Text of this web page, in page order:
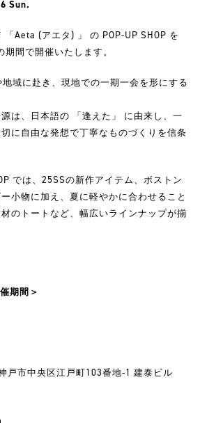
Sun.
「Aeta (アエタ) 」 の POP-UP SHOP を
間で開催いたします。
域に赴き、現地での一期一会を形にする
は、日本語の 「逢えた」 に由来し、一
に自由な発想で丁寧なものづくりを信条
では、25SSの新作アイテム、ボストン
小物に加え、夏に軽やかに合わせること
のトートなど、幅広いラインナップが揃
期間＞
戸市中央区江戸町103番地-1 建泰ビル